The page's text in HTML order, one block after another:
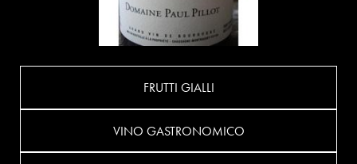
FRUTTI GIALLI
VINO GASTRONOMICO